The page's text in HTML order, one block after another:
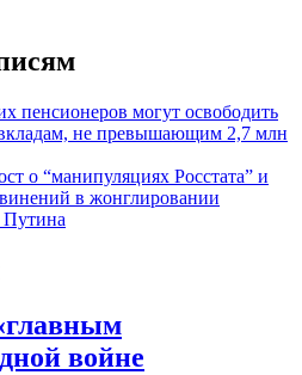
пенсионеров могут освободить
не превышающим 2,7 млн
о “манипуляциях Росстата” и
в жонглировании
Путина
войне